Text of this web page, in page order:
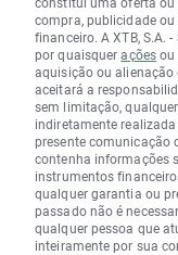
compra, publicidade
financeiro. A XTB, S.A.
por quaisqueraçõesou
aquisição ou alienação
aceitará a
sem limitação,
indiretamente
presente comunicação
contenha informações
instrumentos
qualquer garantia ou
passado não é
qualquer pessoa que
inteiramente por sua